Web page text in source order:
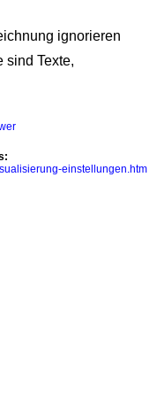
ignorieren
sind Texte,
einstellungen.htm